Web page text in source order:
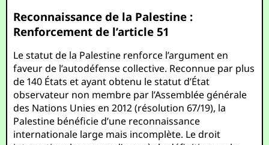
Reconnaissance de la Palestine :
Renforcement de l’article 51
Le statut de la Palestine renforce l’argument en
faveur de l’autodéfense collective. Reconnue par plus
de 140 États et ayant obtenu le statut d’État
observateur non membre par l’Assemblée générale
des Nations Unies en 2012 (résolution 67/19), la
Palestine bénéficie d’une reconnaissance
internationale large mais incomplète. Le droit